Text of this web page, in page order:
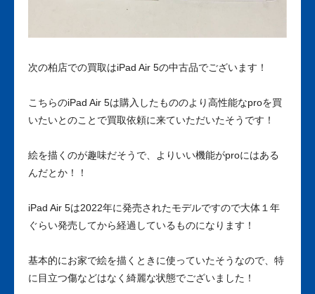
次の柏店での買取はiPad Air 5の中古品でございます！
こちらのiPad Air 5は購入したもののより高性能なproを買
いたいとのことで買取依頼に来ていただいたそうです！
絵を描くのが趣味だそうで、よりいい機能がproにはある
んだとか！！
iPad Air 5は2022年に発売されたモデルですので大体１年
ぐらい発売してから経過しているものになります！
基本的にお家で絵を描くときに使っていたそうなので、特
に目立つ傷などはなく綺麗な状態でございました！